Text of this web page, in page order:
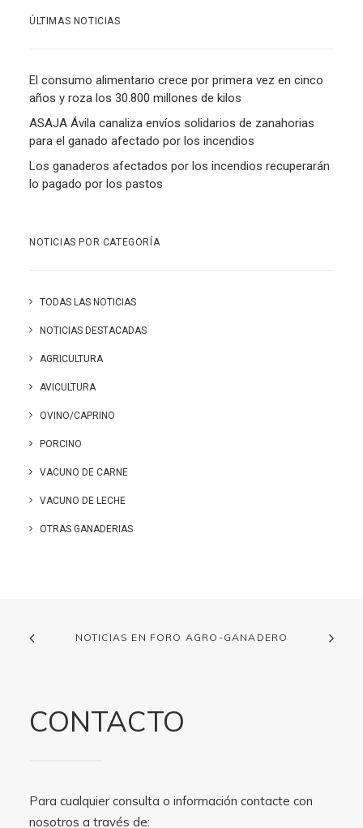
ÚLTIMAS NOTICIAS
El consumo alimentario crece por primera vez en cinco
años y roza los 30.800 millones de kilos
ASAJA Ávila canaliza envíos solidarios de zanahorias
para el ganado afectado por los incendios
Los ganaderos afectados por los incendios recuperarán
lo pagado por los pastos
NOTICIAS POR CATEGORÍA
TODAS LAS NOTICIAS
NOTICIAS DESTACADAS
AGRICULTURA
AVICULTURA
OVINO/CAPRINO
PORCINO
VACUNO DE CARNE
VACUNO DE LECHE
OTRAS GANADERIAS
NOTICIAS EN FORO AGRO-GANADERO
CONTACTO
Para cualquier consulta o información contacte con
nosotros a través de: